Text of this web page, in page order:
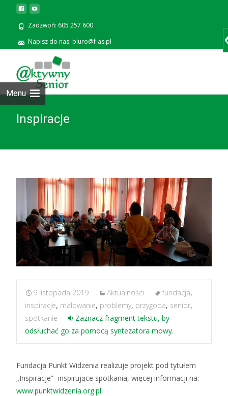
Zadzwoń: 605 257 600
Napisz do nas: biuro@f-as.pl
Menu
Inspiracje
9 listopada 2019 Aktualności fundacja,
inspiracje, malowanie, problemy, przygoda, senior,
spotkanie
Zaznacz fragment tekstu, by
odsłuchać go za pomocą syntezatora mowy.
Fundacja Punkt Widzenia realizuje projekt pod tytułem
„Inspiracje”- inspirujące spotkania, więcej informacji na:
www.punktwidzenia.org.pl.